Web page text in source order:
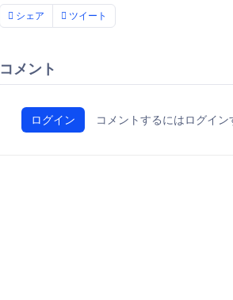
シェア ツイート
コメント
ログイン コメントするにはログイン